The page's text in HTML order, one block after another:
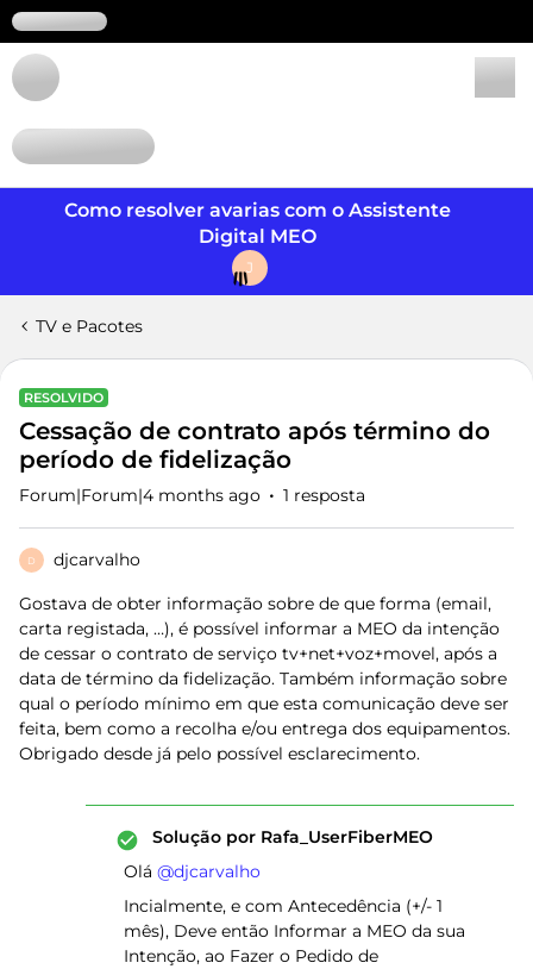
Como resolver avarias com o Assistente
Digital MEO
J
TV e Pacotes
RESOLVIDO
Cessação de contrato após término do
período de fidelização
Forum|Forum|4 months ago 1 resposta
D djcarvalho
Gostava de obter informação sobre de que forma (email,
carta registada, …), é possível informar a MEO da intenção
de cessar o contrato de serviço tv+net+voz+movel, após a
data de término da fidelização. Também informação sobre
qual o período mínimo em que esta comunicação deve ser
feita, bem como a recolha e/ou entrega dos equipamentos.
Obrigado desde já pelo possível esclarecimento.
Solução por Rafa_UserFiberMEO
Olá ​ @djcarvalho
Incialmente, e com Antecedência (+/- 1
mês), Deve então Informar a MEO da sua
Intenção, ao Fazer o Pedido de